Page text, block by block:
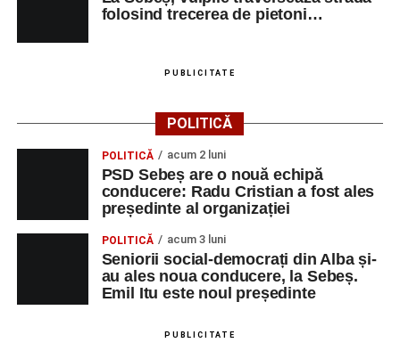
Milena Vădan – vioară
Emanuel Elcean – contrabas
Adrian Lup – violoncel
Vlad Dordea.
Piața Primăriei
Orele 17.00–20.00– Punct oficial de înscrieri și informații
SÂMBĂTĂ, 22 AUGUST 2026
Platoul Centrului Cultural „Lucian
folosind trecerea de pietoni…
PUBLICITATE
POLITICĂ
POLITICĂ acum 2 luni
PSD Sebeș are o nouă echipă
conducere: Radu Cristian a fost ales
președinte al organizației
POLITICĂ acum 3 luni
Seniorii social-democrați din Alba și-
au ales noua conducere, la Sebeș.
Emil Itu este noul președinte
PUBLICITATE